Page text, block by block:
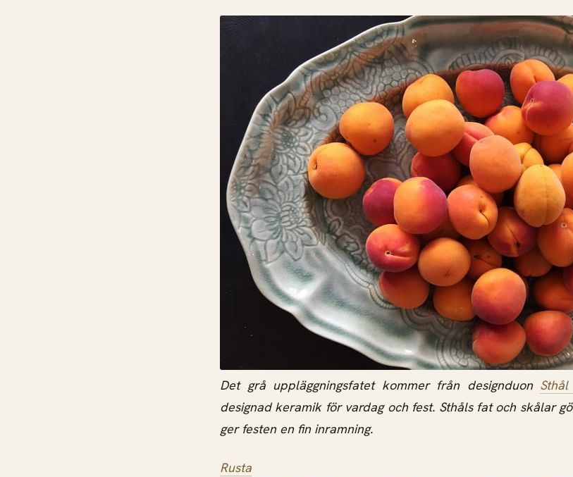
Det grå uppläggningsfatet kommer från designduon Sthål
designad keramik för vardag och fest. Sthåls fat och skålar
ger festen en fin inramning.
Rusta